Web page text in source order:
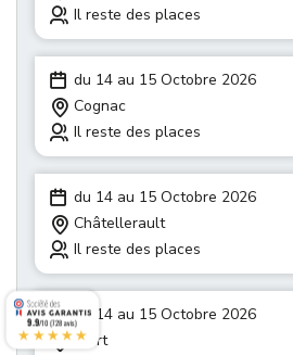
Il reste des places
du 14 au 15 Octobre 2026
Cognac
Il reste des places
du 14 au 15 Octobre 2026
Châtellerault
Il reste des places
du 14 au 15 Octobre 2026
Niort
9.9/10 (728 avis)
★★★★★